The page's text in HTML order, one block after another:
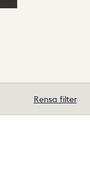
Rensa filter